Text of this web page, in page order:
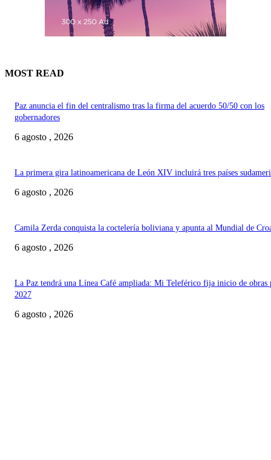
MOST READ
Paz anuncia el fin del centralismo tras la firma del acuerdo 50/50 con los
gobernadores
6 agosto , 2026
La primera gira latinoamericana de León XIV incluirá tres países
6 agosto , 2026
Camila Zerda conquista la coctelería boliviana y apunta al Mundial de
6 agosto , 2026
La Paz tendrá una Línea Café ampliada: Mi Teleférico fija inicio de obras
2027
6 agosto , 2026